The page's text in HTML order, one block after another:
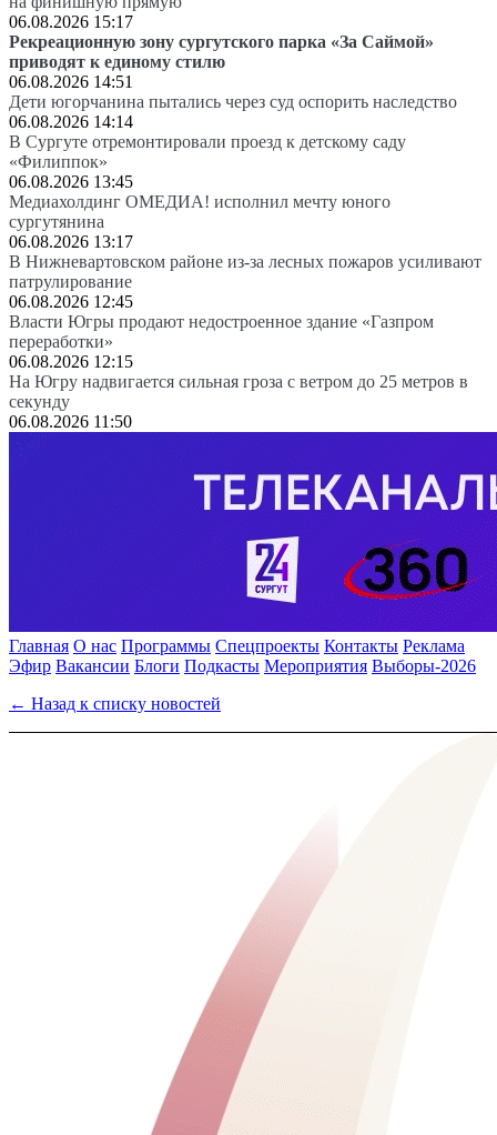
06.08.2026 15:17
Рекреационную зону сургутского парка «За Саймой»
приводят к единому стилю
06.08.2026 14:51
Дети югорчанина пытались через суд оспорить наследство
06.08.2026 14:14
В Сургуте отремонтировали проезд к детскому саду
«Филиппок»
06.08.2026 13:45
Медиахолдинг ОМЕДИА! исполнил мечту юного
сургутянина
06.08.2026 13:17
В Нижневартовском районе из-за лесных пожаров усиливают
патрулирование
06.08.2026 12:45
Власти Югры продают недостроенное здание «Газпром
переработки»
06.08.2026 12:15
На Югру надвигается сильная гроза с ветром до 25 метров в
секунду
06.08.2026 11:50
Главная О нас Программы Спецпроекты Контакты Реклама
Эфир Вакансии Блоги Подкасты Мероприятия Выборы-2026
← Назад к списку новостей